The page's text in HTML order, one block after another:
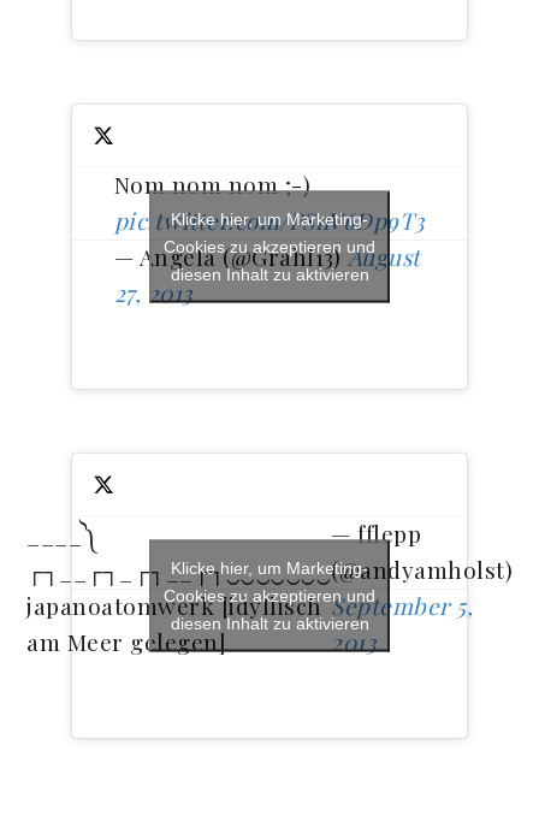
Nom nom nom ;-)
pic.twitter.com/PSnV6Dp9T3
— Angela (@Grahl13) August
27, 2013
Klicke hier, um Marketing-
Cookies zu akzeptieren und
diesen Inhalt zu aktivieren
____༽
┌┐__┌┐_┌┐__┌┐‿‿‿‿‿‿‿
japanoatomwerk [idyllisch
am Meer gelegen]
— fflepp
(@andyamholst)
September 5,
2013
Klicke hier, um Marketing-
Cookies zu akzeptieren und
diesen Inhalt zu aktivieren